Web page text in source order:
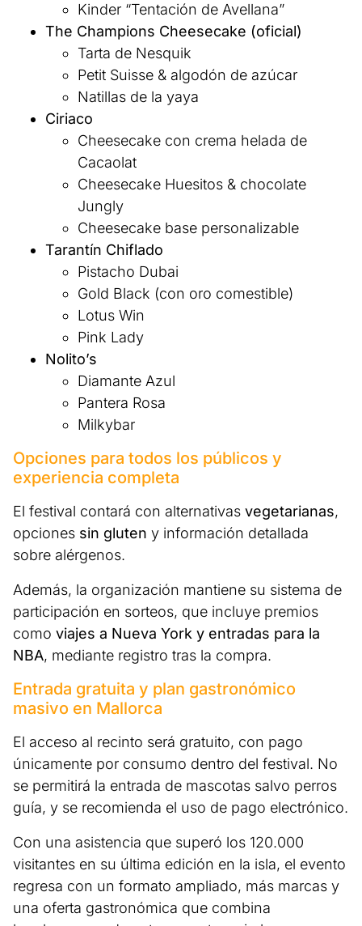
Kinder “Tentación de Avellana”
The Champions Cheesecake (oficial)
Tarta de Nesquik
Petit Suisse & algodón de azúcar
Natillas de la yaya
Ciriaco
Cheesecake con crema helada de
Cacaolat
Cheesecake Huesitos & chocolate
Jungly
Cheesecake base personalizable
Tarantín Chiflado
Pistacho Dubai
Gold Black (con oro comestible)
Lotus Win
Pink Lady
Nolito’s
Diamante Azul
Pantera Rosa
Milkybar
Opciones para todos los públicos y
experiencia completa
El festival contará con alternativas vegetarianas,
opciones sin gluten y información detallada
sobre alérgenos.
Además, la organización mantiene su sistema de
participación en sorteos, que incluye premios
como viajes a Nueva York y entradas para la
NBA, mediante registro tras la compra.
Entrada gratuita y plan gastronómico
masivo en Mallorca
El acceso al recinto será gratuito, con pago
únicamente por consumo dentro del festival. No
se permitirá la entrada de mascotas salvo perros
guía, y se recomienda el uso de pago electrónico.
Con una asistencia que superó los 120.000
visitantes en su última edición en la isla, el evento
regresa con un formato ampliado, más marcas y
una oferta gastronómica que combina